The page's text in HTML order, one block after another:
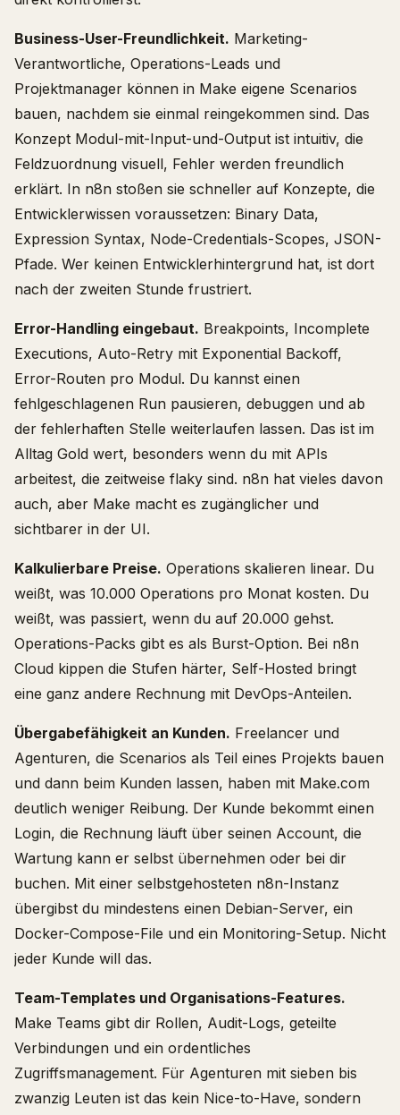
Business-User-Freundlichkeit. Marketing-
Verantwortliche, Operations-Leads und
Projektmanager können in Make eigene Scenarios
bauen, nachdem sie einmal reingekommen sind. Das
Konzept Modul-mit-Input-und-Output ist intuitiv, die
Feldzuordnung visuell, Fehler werden freundlich
erklärt. In n8n stoßen sie schneller auf Konzepte, die
Entwicklerwissen voraussetzen: Binary Data,
Expression Syntax, Node-Credentials-Scopes, JSON-
Pfade. Wer keinen Entwicklerhintergrund hat, ist dort
nach der zweiten Stunde frustriert.
Error-Handling eingebaut. Breakpoints, Incomplete
Executions, Auto-Retry mit Exponential Backoff,
Error-Routen pro Modul. Du kannst einen
fehlgeschlagenen Run pausieren, debuggen und ab
der fehlerhaften Stelle weiterlaufen lassen. Das ist im
Alltag Gold wert, besonders wenn du mit APIs
arbeitest, die zeitweise flaky sind. n8n hat vieles davon
auch, aber Make macht es zugänglicher und
sichtbarer in der UI.
Kalkulierbare Preise. Operations skalieren linear. Du
weißt, was 10.000 Operations pro Monat kosten. Du
weißt, was passiert, wenn du auf 20.000 gehst.
Operations-Packs gibt es als Burst-Option. Bei n8n
Cloud kippen die Stufen härter, Self-Hosted bringt
eine ganz andere Rechnung mit DevOps-Anteilen.
Übergabefähigkeit an Kunden. Freelancer und
Agenturen, die Scenarios als Teil eines Projekts bauen
und dann beim Kunden lassen, haben mit Make.com
deutlich weniger Reibung. Der Kunde bekommt einen
Login, die Rechnung läuft über seinen Account, die
Wartung kann er selbst übernehmen oder bei dir
buchen. Mit einer selbstgehosteten n8n-Instanz
übergibst du mindestens einen Debian-Server, ein
Docker-Compose-File und ein Monitoring-Setup. Nicht
jeder Kunde will das.
Team-Templates und Organisations-Features.
Make Teams gibt dir Rollen, Audit-Logs, geteilte
Verbindungen und ein ordentliches
Zugriffsmanagement. Für Agenturen mit sieben bis
zwanzig Leuten ist das kein Nice-to-Have, sondern